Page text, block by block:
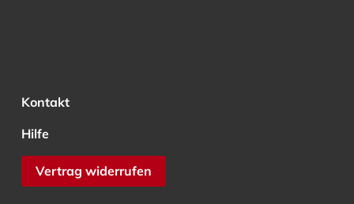
Kontakt
Hilfe
Vertrag widerrufen